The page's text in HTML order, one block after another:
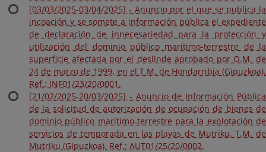
[03/03/2025-03/04/2025] - Anuncio por el que se publica la
incoación y se somete a información pública el expediente
de declaración de innecesariedad para la protección y
utilización del dominio público marítimo-terrestre de la
superficie afectada por el deslinde aprobado por O.M. de
24 de marzo de 1999, en el T.M. de Hondarribia (Gipuzkoa).
Ref.: INF01/23/20/0001.
[21/02/2025-20/03/2025] - Anuncio de Información Pública
de la solicitud de autorización de ocupación de bienes de
dominio público marítimo-terrestre para la explotación de
servicios de temporada en las playas de Mutriku. T.M. de
Mutriku (Gipuzkoa). Ref.: AUT01/25/20/0002.